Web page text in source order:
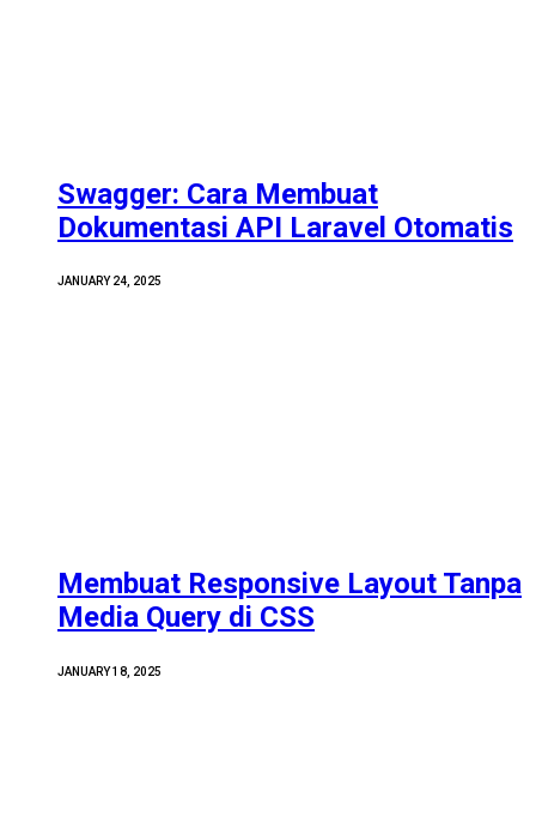
Swagger: Cara Membuat
Dokumentasi API Laravel Otomatis
JANUARY 24, 2025
Membuat Responsive Layout Tanpa
Media Query di CSS
JANUARY 18, 2025